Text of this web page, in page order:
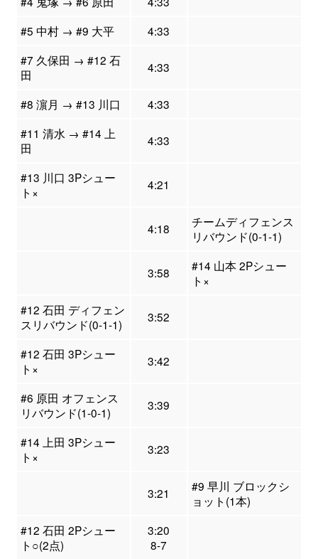
#5 中村 → #9 大平
4:33
#7 久保田 → #12 石
田
4:33
#8 濵月 → #13 川口
4:33
#11 清水 → #14 上
田
4:33
#13 川口 3Pシュー
ト×
4:21
4:18
チームディフェンス
リバウンド(0-1-1)
3:58
#14 山本 2Pシュー
ト×
#12 石田 ディフェン
スリバウンド(0-1-1)
3:52
#12 石田 3Pシュー
ト×
3:42
#6 原田 オフェンス
リバウンド(1-0-1)
3:39
#14 上田 3Pシュー
ト×
3:23
3:21
#9 早川 ブロックシ
ョット(1本)
#12 石田 2Pシュー
ト○(2点)
3:20
8-7